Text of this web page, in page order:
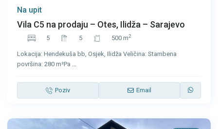
Na upit
Vila C5 na prodaju – Otes, Ilidža – Sarajevo
5 5 500 m2
Lokacija: Hendekuša bb, Osjek, Ilidža Veličina: Stambena
površina: 280 m²Pa ...
Poziv Email